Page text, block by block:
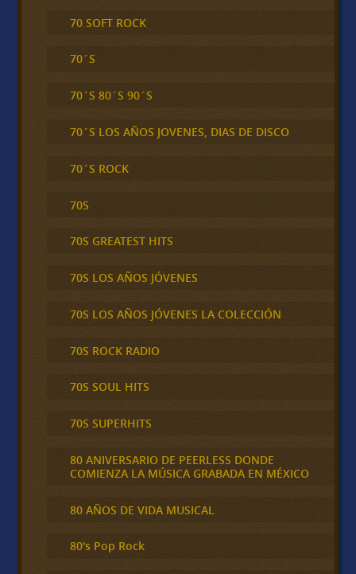
70 SOFT ROCK
70´S
70´S 80´S 90´S
70´S LOS AÑOS JOVENES, DIAS DE DISCO
70´S ROCK
70S
70S GREATEST HITS
70S LOS AÑOS JÓVENES
70S LOS AÑOS JÓVENES LA COLECCIÓN
70S ROCK RADIO
70S SOUL HITS
70S SUPERHITS
80 ANIVERSARIO DE PEERLESS DONDE
COMIENZA LA MÚSICA GRABADA EN MÉXICO
80 AÑOS DE VIDA MUSICAL
80's Pop Rock